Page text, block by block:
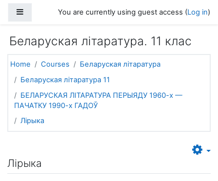
Side panelYou are currently using guest access (Log in)
Беларуская літаратура. 11 клас
Home Courses
Беларуская літаратура
Беларуская літаратура 11
БЕЛАРУСКАЯ ЛІТАРАТУРА ПЕРЫЯДУ 1960-х —
ПАЧАТКУ 1990-х ГАДОЎ
Лірыка
Лірыка